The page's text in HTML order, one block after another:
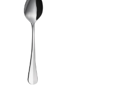
Kaşığı